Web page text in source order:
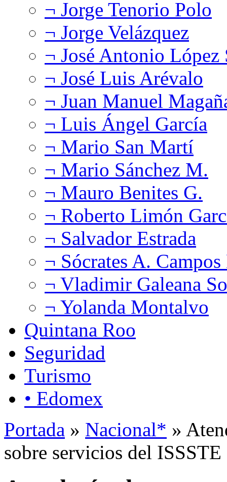
¬ Jorge Tenorio Polo
¬ Jorge Velázquez
¬ José Antonio López
¬ José Luis Arévalo
¬ Juan Manuel
¬ Luis Ángel García
¬ Mario San Martí
¬ Mario Sánchez M.
¬ Mauro Benites G.
¬ Roberto Limón
¬ Salvador Estrada
¬ Sócrates A.
¬ Vladimir Galeana
¬ Yolanda Montalvo
Quintana Roo
Seguridad
Turismo
• Edomex
Portada » Nacional* »
sobre servicios del ISSSTE